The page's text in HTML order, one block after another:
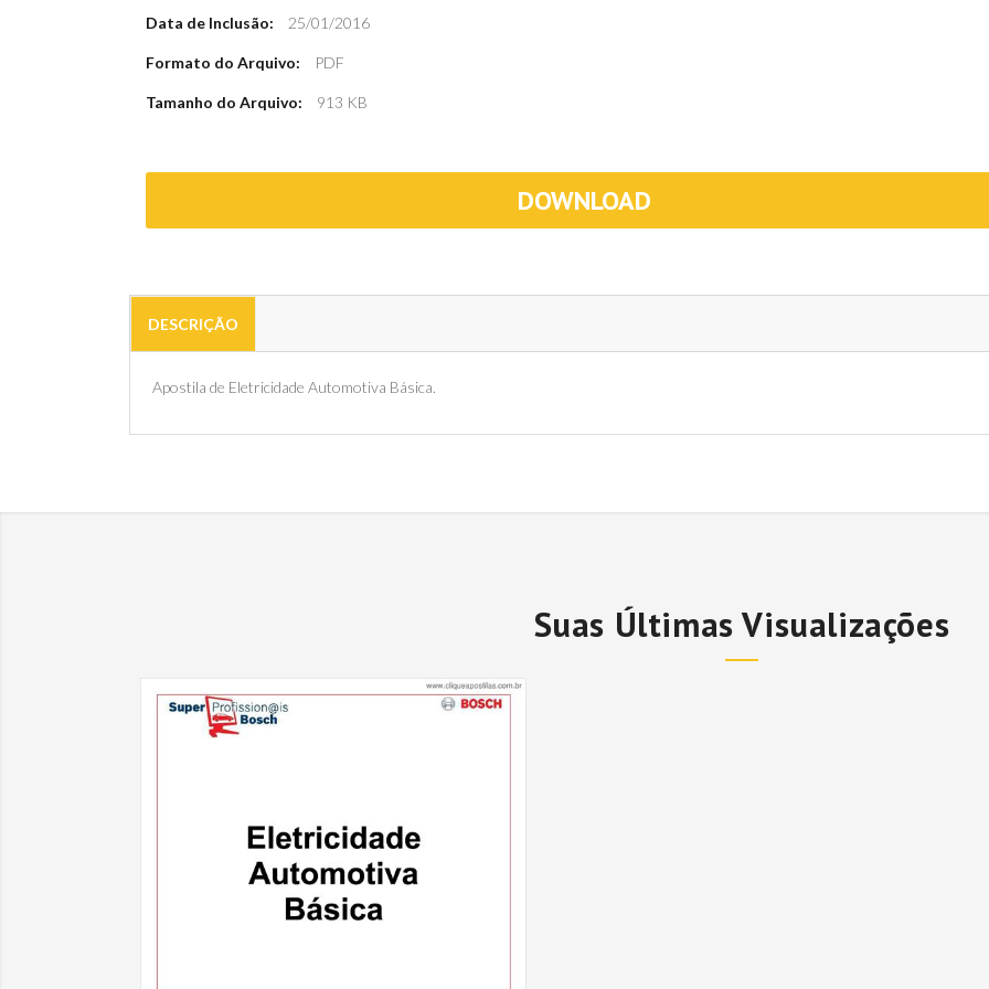
Data de Inclusão: 25/01/2016
Formato do Arquivo: PDF
Tamanho do Arquivo: 913 KB
DOWNLOAD
DESCRIÇÃO
Apostila de Eletricidade Automotiva Básica.
Suas Últimas Visualizações